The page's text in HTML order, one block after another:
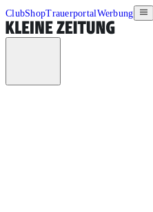
ClubShopTrauerportalWerbung